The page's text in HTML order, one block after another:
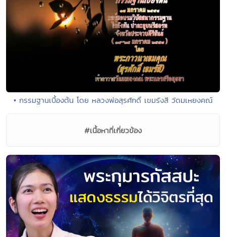
• กรรมฐานเบื้องต้น โดย หลวงพ่อสุรศักดิ์ เขมรังสี วัดมเหยงคณ์
#เนื้อหาที่เกี่ยวข้อง